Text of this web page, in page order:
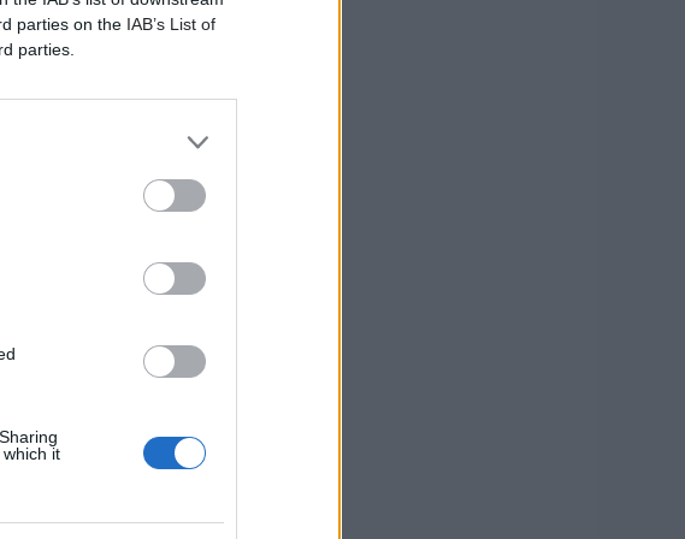
parties on the IAB’s List of
parties.
it
δικό του,
(κιθάρα),
που
εκρηκτική